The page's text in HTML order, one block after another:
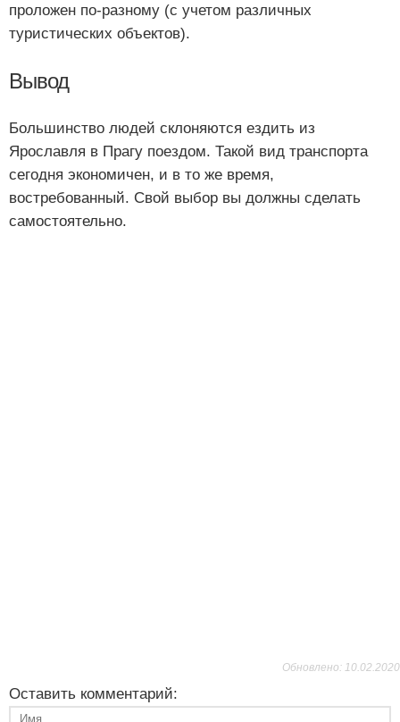
проложен по-разному (с учетом различных
туристических объектов).
Вывод
Большинство людей склоняются ездить из
Ярославля в Прагу поездом. Такой вид транспорта
сегодня экономичен, и в то же время,
востребованный. Свой выбор вы должны сделать
самостоятельно.
Обновлено: 10.02.2020
Оставить комментарий: